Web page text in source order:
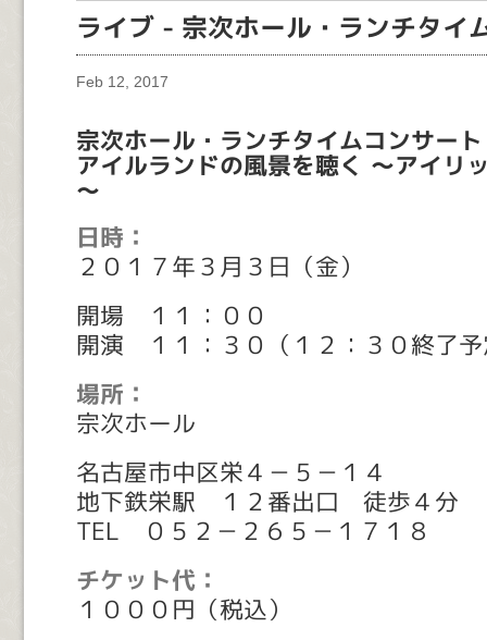
ライブ - 宗次ホール・ランチタイ
Feb 12, 2017
宗次ホール・ランチタイムコンサート
アイルランドの風景を聴く ～アイリ
～
日時：
２０１７年３月３日（金）
開場 １１：００
開演 １１：３０（１２：３０終了
場所：
宗次ホール
名古屋市中区栄４－５－１４
地下鉄栄駅 １２番出口 徒歩４分
TEL ０５２－２６５－１７１８
チケット代：
１０００円（税込）